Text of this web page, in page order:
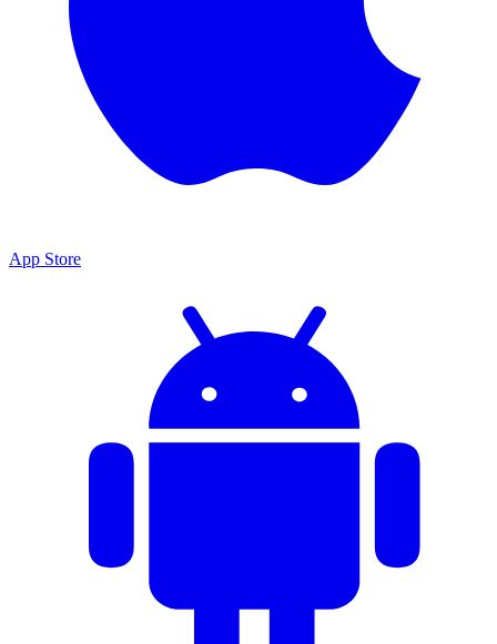
App Store